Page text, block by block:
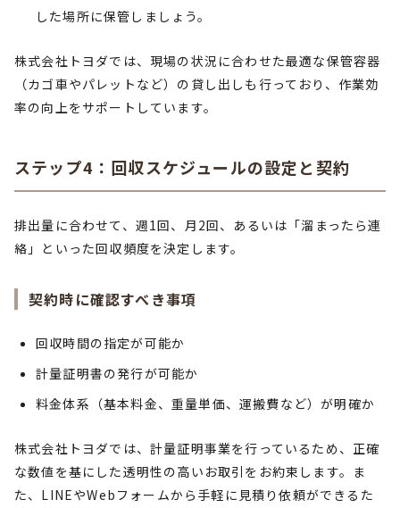
した場所に保管しましょう。
株式会社トヨダでは、現場の状況に合わせた最適な保管容器
（カゴ車やパレットなど）の貸し出しも行っており、作業効
率の向上をサポートしています。
ステップ4：回収スケジュールの設定と契約
排出量に合わせて、週1回、月2回、あるいは「溜まったら連
絡」といった回収頻度を決定します。
契約時に確認すべき事項
回収時間の指定が可能か
計量証明書の発行が可能か
料金体系（基本料金、重量単価、運搬費など）が明確か
株式会社トヨダでは、計量証明事業を行っているため、正確
な数値を基にした透明性の高いお取引をお約束します。ま
た、LINEやWebフォームから手軽に見積り依頼ができるた